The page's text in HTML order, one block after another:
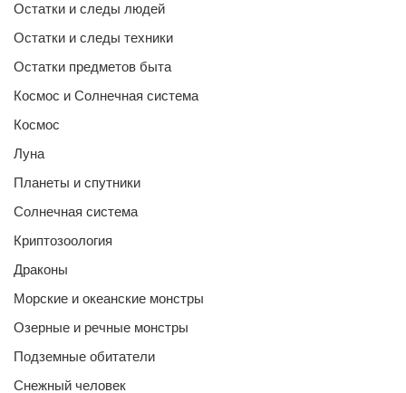
Остатки и следы людей
Остатки и следы техники
Остатки предметов быта
Космос и Солнечная система
Космос
Луна
Планеты и спутники
Солнечная система
Криптозоология
Драконы
Морские и океанские монстры
Озерные и речные монстры
Подземные обитатели
Снежный человек